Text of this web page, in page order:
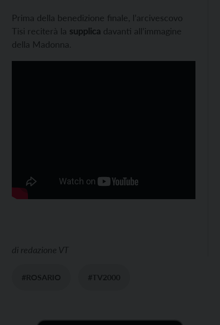
Prima della benedizione finale, l’arcivescovo
Tisi reciterà la supplica davanti all’immagine
della Madonna.
di redazione VT
#ROSARIO #TV2000